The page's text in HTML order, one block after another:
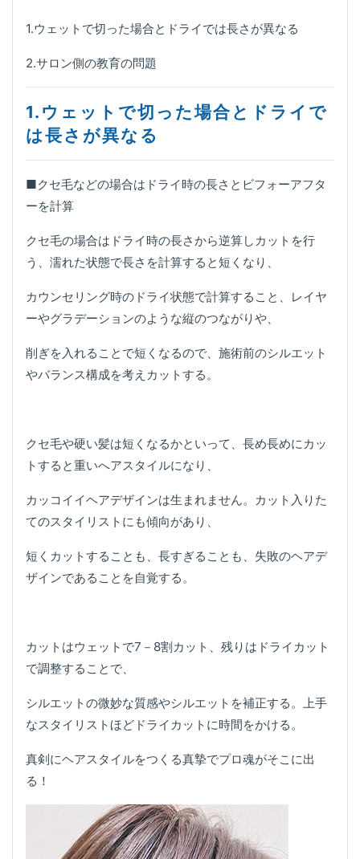
1.ウェットで切った場合とドライでは長さが異なる
2.サロン側の教育の問題
1.ウェットで切った場合とドライで
は長さが異なる
■クセ毛などの場合はドライ時の長さとビフォーアフタ
ーを計算
クセ毛の場合はドライ時の長さから逆算しカットを行
う、濡れた状態で長さを計算すると短くなり、
カウンセリング時のドライ状態で計算すること、レイヤ
ーやグラデーションのような縦のつながりや、
削ぎを入れることで短くなるので、施術前のシルエット
やバランス構成を考えカットする。
クセ毛や硬い髪は短くなるかといって、長め長めにカッ
トすると重いへアスタイルになり、
カッコイイヘアデザインは生まれません。カット入りた
てのスタイリストにも傾向があり、
短くカットすることも、長すぎることも、失敗のヘアデ
ザインであることを自覚する。
カットはウェットで7－8割カット、残りはドライカット
で調整することで、
シルエットの微妙な質感やシルエットを補正する。上手
なスタイリストほどドライカットに時間をかける。
真剣にヘアスタイルをつくる真摯でプロ魂がそこに出
る！